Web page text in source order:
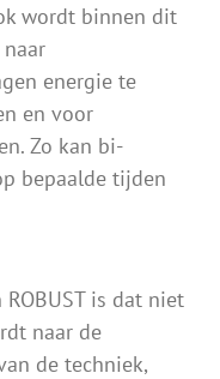
wordt binnen dit
energie te
en voor
Zo kan bi-
bepaalde tijden
is dat niet
naar de
de techniek,